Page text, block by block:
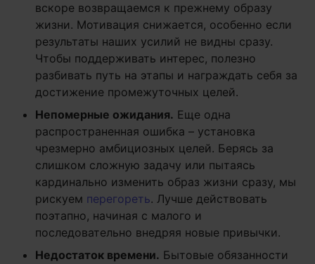
вскоре возвращаемся к прежнему образу
жизни. Мотивация снижается, особенно если
результаты наших усилий не видны сразу.
Чтобы поддерживать интерес, полезно
разбивать путь на этапы и награждать себя за
достижение промежуточных целей.
Непомерные ожидания. Еще одна
распространенная ошибка – установка
чрезмерно амбициозных целей. Берясь за
слишком сложную задачу или пытаясь
кардинально изменить образ жизни сразу, мы
рискуем перегореть. Лучше действовать
поэтапно, начиная с малого и
последовательно внедряя новые привычки.
Недостаток времени. Бытовые обязанности